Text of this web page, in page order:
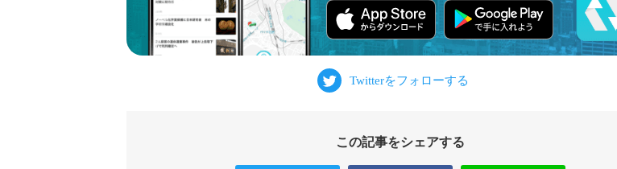
この記事をシェアする